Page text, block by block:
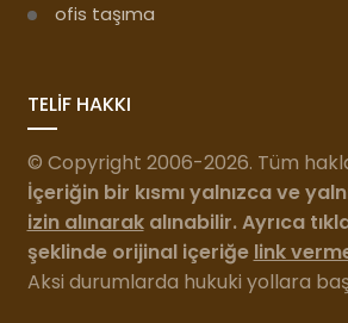
ofis taşıma
TELİF HAKKI
© Copyright 2006-2026. Tüm
İçeriğin bir kısmı yalnızca ve
izin alınarakalınabilir. Ayrıca
şeklinde orijinal içeriğe link
Aksi durumlarda hukuki yollara